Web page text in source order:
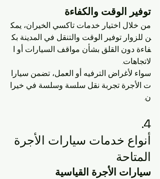
توفير الوقت والكفاءة
من خلال اختيار خدمات تاكسي الخيران، يمك
ن للزوار توفير الوقت والتنقل في المدينة بك
فاءة دون القلق بشأن مواقف السيارات أو ا
لاتجاهات.
سواء لأغراض الترفيه أو العمل، تضمن سيارا
ت الأجرة تجربة نقل سلسة وسلسة في خيرا
ن.
4.
أنواع خدمات سيارات الأجرة
المتاحة
سيارات الأجرة القياسية